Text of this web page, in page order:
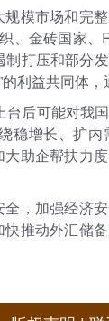
模市场和完
、金砖国家
打压和部分
利益共同体，
后可能对我
稳增长、扩
助企帮扶力
，加强经济
推动外汇储